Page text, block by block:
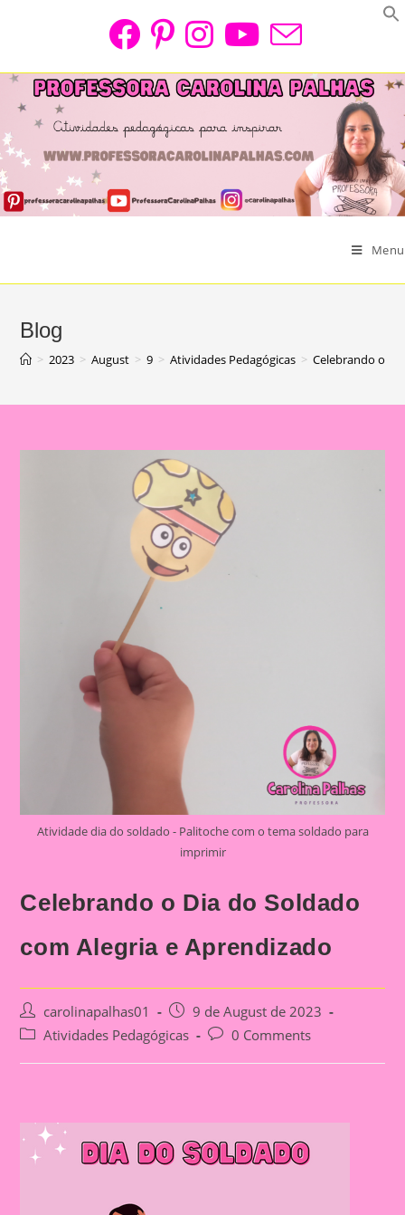
Menu
Blog
> 2023 > August > 9 > Atividades Pedagógicas > Celebrando o
Atividade dia do soldado - Palitoche com o tema soldado para
imprimir
Celebrando o Dia do Soldado
com Alegria e Aprendizado
Post
author:
carolinapalhas01
Post
published:
9 de August de 2023
PostAtividades Pedagógicas
Post0 Comments